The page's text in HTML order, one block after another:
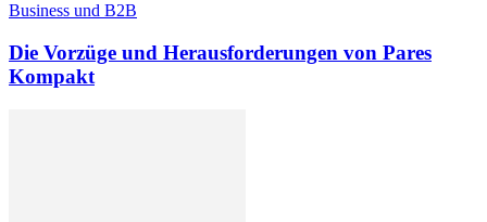
Business und B2B
Die Vorzüge und Herausforderungen von Pares
Kompakt